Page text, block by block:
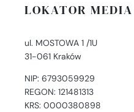
LOKATOR MEDIA
ul. MOSTOWA 1 /1U
31-061 Kraków
NIP: 6793059929
REGON: 121481313
KRS: 0000380898